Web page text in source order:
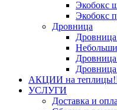
Экобокс
Экобокс
Дровница
Дровница
АКЦИИ на
УСЛУГИ
Доставка и